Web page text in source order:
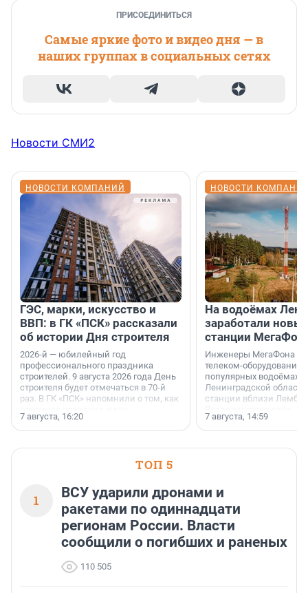
ПРИСОЕДИНИТЬСЯ
Самые яркие фото и видео дня — в
наших группах в социальных сетях
Новости СМИ2
НОВОСТИ КОМПАНИЙ
ГЭС, марки, искусство и
ВВП: в ГК «ПСК» рассказали
об истории Дня строителя
2026-й — юбилейный год
профессионального праздника
строителей. 9 августа 2026 года День
строителя будет отмечаться в 70-й
раз. В ГК «ПСК» напомнили о том, как
поменялась роль строительства.
7 августа, 16:20
НОВОСТИ
На водоёмах
заработали
станции
Инженеры МегаФона
телеком-оборудование
популярных водоёмах
Ленинградской
станции вблизи
недалеко от Большого
водопада.
7 августа, 14:59
ТОП 5
1
ВСУ ударили дронами и
ракетами по одиннадцати
регионам России. Власти
сообщили о погибших и раненых
110 505